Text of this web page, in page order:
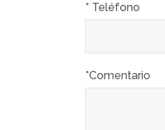
* Teléfono
*Comentario